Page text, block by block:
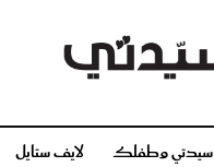
سيدتي وطفلك لايف ستايل